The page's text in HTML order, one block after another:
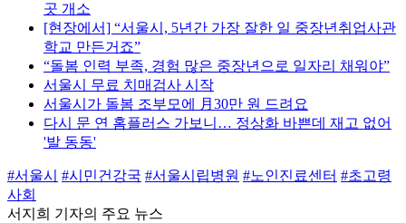
곳 개소
[현장에서] “서울시, 5년간 가장 잘한 일 중장년취업사관
학교 만든거죠”
“돌봄 인력 부족, 경험 많은 중장년으로 일자리 채워야”
서울시 무료 치매검사 시작
서울시가 돌봄 조부모에 月30만 원 드려요
다시 문 연 홈플러스 가보니… 정상화 바쁜데 재고 없어
'발 동동'
#서울시 #시민건강국 #서울시립병원 #노인진료센터 #초고령
사회
서지희 기자의 주요 뉴스